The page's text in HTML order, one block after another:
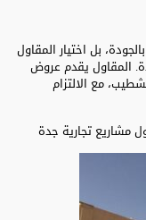
بل اختيار المقاول
المقاول يقدم عروض
مع الالتزام
تجارية جدة